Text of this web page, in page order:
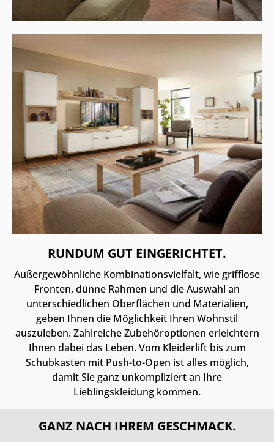
RUNDUM GUT EINGERICHTET.
Außergewöhnliche Kombinationsvielfalt, wie grifflose
Fronten, dünne Rahmen und die Auswahl an
unterschiedlichen Oberflächen und Materialien,
geben Ihnen die Möglichkeit Ihren Wohnstil
auszuleben. Zahlreiche Zubehöroptionen erleichtern
Ihnen dabei das Leben. Vom Kleiderlift bis zum
Schubkasten mit Push-to-Open ist alles möglich,
damit Sie ganz unkompliziert an Ihre
Lieblingskleidung kommen.
GANZ NACH IHREM GESCHMACK.